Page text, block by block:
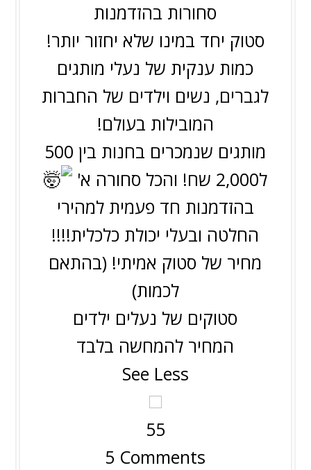
סחורות בהזדמנות
סטוק יחד במינו שלא יחזור יותר!
כמות ענקית של נעלי מותגים
לגברים, נשים וילדים של החברות
המובילות בעולם!
מותגים שנמכרים בחנות בין 500
ל2,000 שח! והכל סחורה א'
בהזדמנות חד פעמית למהירי
החלטה ובעלי יכולת כלכלית!!!!
מחיר של סטוק אמיתי! (בהתאם
לכמות)
סטוקים של נעלים ילדים
המחיר להמחשה בלבד
See Less
55
5 Comments